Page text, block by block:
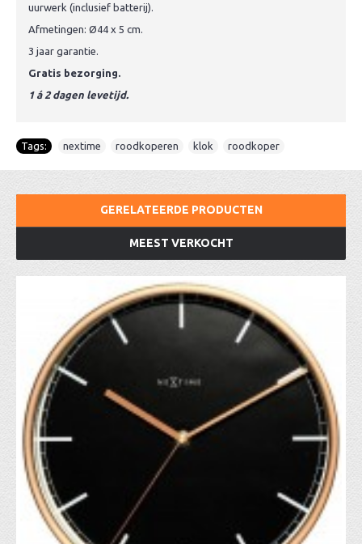
uurwerk (inclusief batterij).
Afmetingen: Ø44 x 5 cm.
3 jaar garantie.
Gratis bezorging.
1 á 2 dagen levetijd.
Tags: nextime roodkoperen klok roodkoper
GERELATEERDE PRODUCTEN
MEEST VERKOCHT